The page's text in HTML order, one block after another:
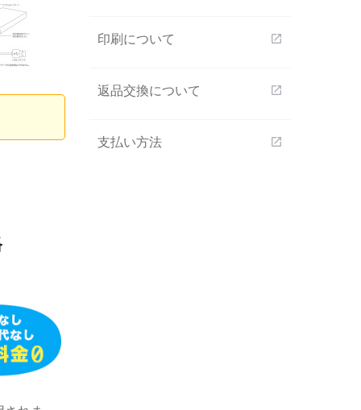
印刷について open_in_new
返品交換について open_in_new
支払い方法 open_in_new